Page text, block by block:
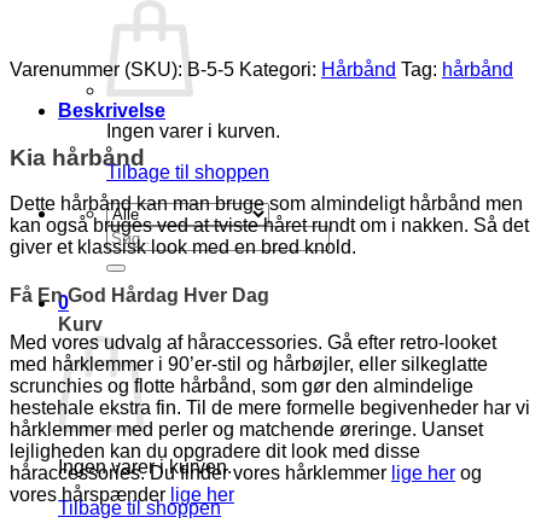
Ingen varer i kurven.
Tilbage til shoppen
Søg
efter:
0
Kurv
Ingen varer i kurven.
Tilbage til shoppen
Varenummer (SKU): B-5-5 Kategori: Hårbånd Tag: hårbånd
Beskrivelse
Kia hårbånd
Dette hårbånd kan man bruge som almindeligt hårbånd men
kan også bruges ved at tviste håret rundt om i nakken. Så det
giver et klassisk look med en bred knold.
Få En God Hårdag Hver Dag
Med vores udvalg af håraccessories. Gå efter retro-looket
med hårklemmer i 90’er-stil og hårbøjler, eller silkeglatte
scrunchies og flotte hårbånd, som gør den almindelige
hestehale ekstra fin. Til de mere formelle begivenheder har vi
hårklemmer med perler og matchende øreringe. Uanset
lejligheden kan du opgradere dit look med disse
håraccessories. Du finder vores hårklemmer lige her og
vores hårspænder lige her